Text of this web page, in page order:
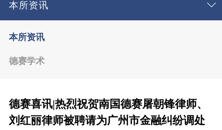
本所资讯
本所资讯
德赛学术
德赛喜讯|热烈祝贺南国德赛屠朝锋律师、
刘红丽律师被聘请为广州市金融纠纷调处